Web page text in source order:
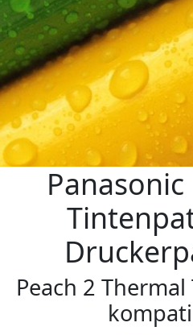
Panasonic
Peach 2